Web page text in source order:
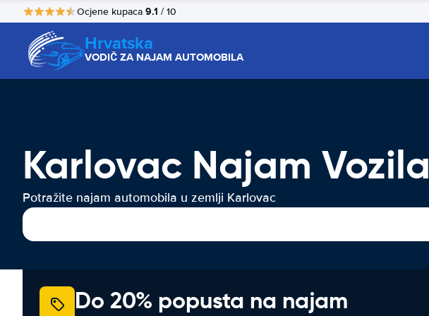
Ocjene kupaca 9.1 / 10
Hrvatska
VODIČ ZA NAJAM AUTOMOBILA
Karlovac Najam Vozila
Potražite najam automobila u zemlji Karlovac
Do 20% popusta na najam